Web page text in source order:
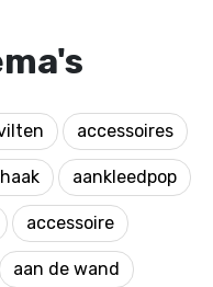
accessoires
aankleedpop
accessoire
aan de wand